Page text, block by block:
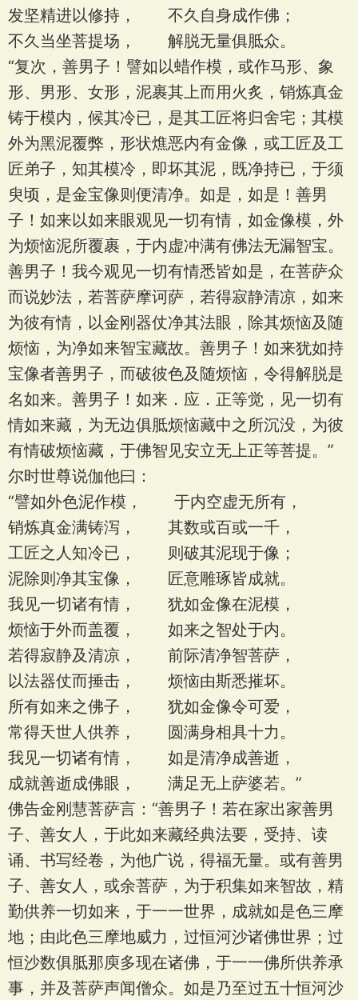
发坚精进以修持， 不久自身成作佛；
不久当坐菩提场， 解脱无量俱胝众。
“复次，善男子！譬如以蜡作模，或作马形、象
形、男形、女形，泥裹其上而用火炙，销炼真金
铸于模内，候其冷已，是其工匠将归舍宅；其模
外为黑泥覆弊，形状燋恶内有金像，或工匠及工
匠弟子，知其模冷，即坏其泥，既净持已，于须
臾顷，是金宝像则便清净。如是，如是！善男
子！如来以如来眼观见一切有情，如金像模，外
为烦恼泥所覆裹，于内虚冲满有佛法无漏智宝。
善男子！我今观见一切有情悉皆如是，在菩萨众
而说妙法，若菩萨摩诃萨，若得寂静清凉，如来
为彼有情，以金刚器仗净其法眼，除其烦恼及随
烦恼，为净如来智宝藏故。善男子！如来犹如持
宝像者善男子，而破彼色及随烦恼，令得解脱是
名如来。善男子！如来．应．正等觉，见一切有
情如来藏，为无边俱胝烦恼藏中之所沉没，为彼
有情破烦恼藏，于佛智见安立无上正等菩提。”
尔时世尊说伽他曰：
“譬如外色泥作模， 于内空虚无所有，
销炼真金满铸泻， 其数或百或一千，
工匠之人知冷已， 则破其泥现于像；
泥除则净其宝像， 匠意雕琢皆成就。
我见一切诸有情， 犹如金像在泥模，
烦恼于外而盖覆， 如来之智处于内。
若得寂静及清凉， 前际清净智菩萨，
以法器仗而捶击， 烦恼由斯悉摧坏。
所有如来之佛子， 犹如金像令可爱，
常得天世人供养， 圆满身相具十力。
我见一切诸有情， 如是清净成善逝，
成就善逝成佛眼， 满足无上萨婆若。”
佛告金刚慧菩萨言：“善男子！若在家出家善男
子、善女人，于此如来藏经典法要，受持、读
诵、书写经卷，为他广说，得福无量。或有善男
子、善女人，或余菩萨，为于积集如来智故，精
勤供养一切如来，于一一世界，成就如是色三摩
地；由此色三摩地威力，过恒河沙诸佛世界；过
恒沙数俱胝那庾多现在诸佛，于一一佛所供养承
事，并及菩萨声闻僧众。如是乃至过五十恒河沙